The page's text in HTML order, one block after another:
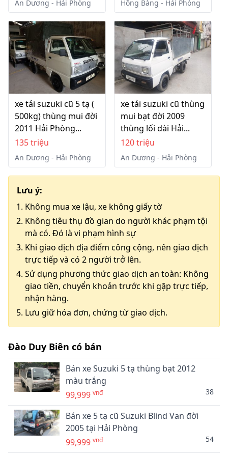
An Dương - Hải Phòng Hồng Bàng - Hải Phòng
xe tải suzuki cũ 5 tạ (
500kg) thùng mui đời
2011 Hải Phòng...
135 triệu
An Dương - Hải Phòng
xe tải suzuki cũ thùng
mui bạt đời 2009
thùng lối dài Hải...
120 triệu
An Dương - Hải Phòng
Lưu ý:
Không mua xe lậu, xe không giấy tờ
Không tiêu thụ đồ gian do người khác phạm tội
mà có. Đó là vi phạm hình sự
Khi giao dịch địa điểm công cộng, nên giao dịch
trực tiếp và có 2 người trở lên.
Sử dụng phương thức giao dịch an toàn: Không
giao tiền, chuyển khoản trước khi gặp trực tiếp,
nhận hàng.
Lưu giữ hóa đơn, chứng từ giao dịch.
Đào Duy Biên có bán
Bán xe Suzuki 5 tạ thùng bạt 2012
màu trắng
99,999 vnđ 38
Bán xe 5 tạ cũ Suzuki Blind Van đời
2005 tại Hải Phòng
99,999 vnđ 54